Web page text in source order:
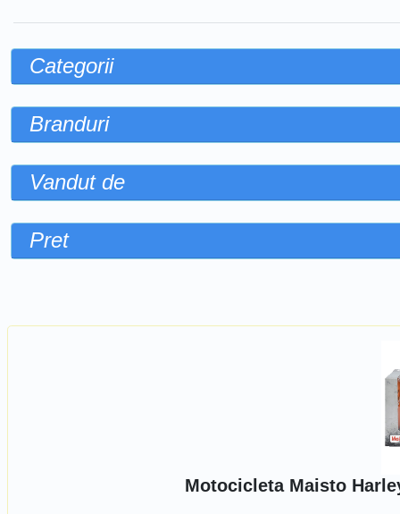
Categorii
Branduri
Vandut de
Pret
Motocicleta Maisto